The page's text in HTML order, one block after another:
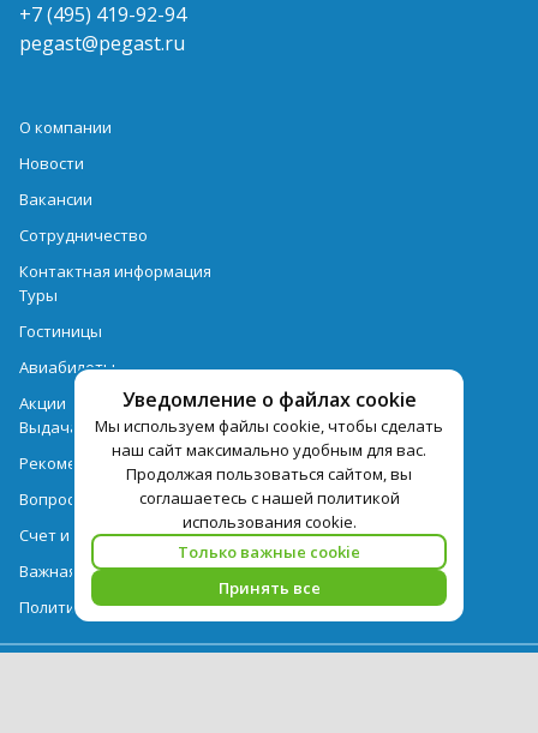
Уведомление о файлах cookie
Мы используем файлы cookie, чтобы сделать
наш сайт максимально удобным для вас.
Продолжая пользоваться сайтом, вы
соглашаетесь с нашей политикой
использования cookie.
Только важные cookie
Принять все
+7 (495) 419-92-94
pegast@pegast.ru
О компании
Новости
Вакансии
Сотрудничество
Контактная информация
Туры
Гостиницы
Авиабилеты
Акции
Выдача документов
Рекомендации
Вопрос-ответ
Счет и оплата
Важная информация по турпродукту
Политика обработки персональных данных